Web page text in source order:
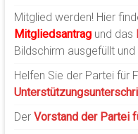
Mitglied werden! Hier
Mitgliedsantragund das
Bildschirm ausgefüllt
Helfen Sie der Partei für
Der Vorstand der Partei